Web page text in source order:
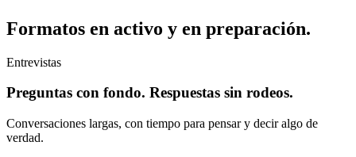
Formatos en activo y en preparación.
Entrevistas
Preguntas con fondo. Respuestas sin rodeos.
Conversaciones largas, con tiempo para pensar y decir algo de
verdad.